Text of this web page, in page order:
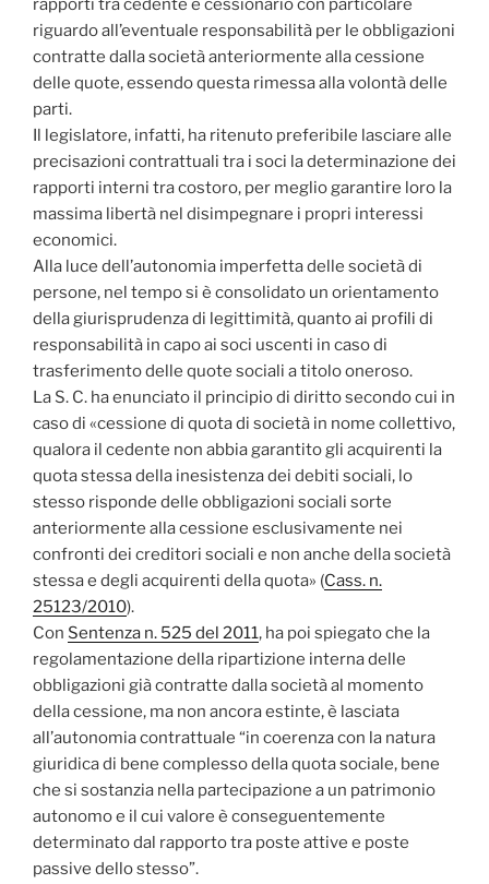
rapporti tra cedente e cessionario con particolare
riguardo all’eventuale responsabilità per le obbligazioni
contratte dalla società anteriormente alla cessione
delle quote, essendo questa rimessa alla volontà delle
parti.
Il legislatore, infatti, ha ritenuto preferibile lasciare alle
precisazioni contrattuali tra i soci la determinazione dei
rapporti interni tra costoro, per meglio garantire loro la
massima libertà nel disimpegnare i propri interessi
economici.
Alla luce dell’autonomia imperfetta delle società di
persone, nel tempo si è consolidato un orientamento
della giurisprudenza di legittimità, quanto ai profili di
responsabilità in capo ai soci uscenti in caso di
trasferimento delle quote sociali a titolo oneroso.
La S. C. ha enunciato il principio di diritto secondo cui in
caso di «cessione di quota di società in nome collettivo,
qualora il cedente non abbia garantito gli acquirenti la
quota stessa della inesistenza dei debiti sociali, lo
stesso risponde delle obbligazioni sociali sorte
anteriormente alla cessione esclusivamente nei
confronti dei creditori sociali e non anche della società
stessa e degli acquirenti della quota» (Cass. n.
25123/2010).
Con Sentenza n. 525 del 2011, ha poi spiegato che la
regolamentazione della ripartizione interna delle
obbligazioni già contratte dalla società al momento
della cessione, ma non ancora estinte, è lasciata
all’autonomia contrattuale “in coerenza con la natura
giuridica di bene complesso della quota sociale, bene
che si sostanzia nella partecipazione a un patrimonio
autonomo e il cui valore è conseguentemente
determinato dal rapporto tra poste attive e poste
passive dello stesso”.